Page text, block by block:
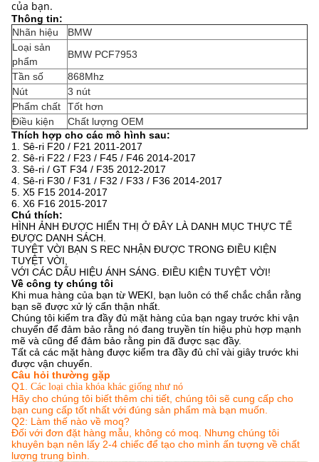
của bạn.
Thông tin:
Nhãn hiệu
BMW
Loại sản
phẩm
BMW PCF7953
Tần số
868Mhz
Nút
3 nút
Phẩm chất
Tốt hơn
Điều kiện
Chất lượng OEM
Thích hợp cho các mô hình sau:
1. Sê-ri F20 / F21 2011-2017
2. Sê-ri F22 / F23 / F45 / F46 2014-2017
3. Sê-ri / GT F34 / F35 2012-2017
4. Sê-ri F30 / F31 / F32 / F33 / F36 2014-2017
5. X5 F15 2014-2017
6. X6 F16 2015-2017
Chú thích:
HÌNH ẢNH ĐƯỢC HIỂN THỊ Ở ĐÂY LÀ DANH MỤC THỰC TẾ
ĐƯỢC DANH SÁCH.
TUYỆT VỜI BẠN S REC NHẬN ĐƯỢC TRONG ĐIỀU KIỆN
TUYỆT VỜI,
VỚI CÁC DẤU HIỆU ÁNH SÁNG. ĐIỀU KIỆN TUYỆT VỜI!
Về công ty chúng tôi
Khi mua hàng của bạn từ WEKI, bạn luôn có thể chắc chắn rằng
bạn sẽ được xử lý cẩn thận nhất.
Chúng tôi kiểm tra đầy đủ mặt hàng của bạn ngay trước khi vận
chuyển để đảm bảo rằng nó đang truyền tín hiệu phù hợp mạnh
mẽ và cũng để đảm bảo rằng pin đã được sạc đầy.
Tất cả các mặt hàng được kiểm tra đầy đủ chỉ vài giây trước khi
được vận chuyển.
Câu hỏi thường gặp
Q1.
Các loại chìa khóa khác giống như nó
Hãy cho chúng tôi biết thêm chi tiết, chúng tôi sẽ cung cấp cho
bạn cung cấp tốt nhất với đúng sản phẩm mà bạn muốn.
Q2: Làm thế nào về moq?
Đối với đơn đặt hàng mẫu, không có moq.
Nhưng chúng tôi
khuyên bạn nên lấy 2-4 chiếc để tạo cho mình ấn tượng về chất
lượng trung bình.